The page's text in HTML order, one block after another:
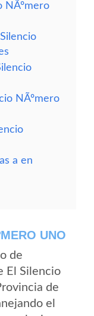
NÃºmero
NÃºmero
a en
UNO
de
El Silencio
de
el